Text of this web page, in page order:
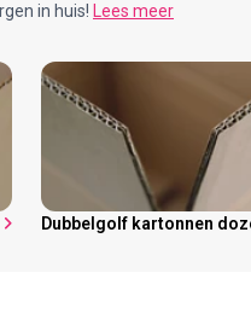
in huis! Lees meer
Dubbelgolf kartonnen